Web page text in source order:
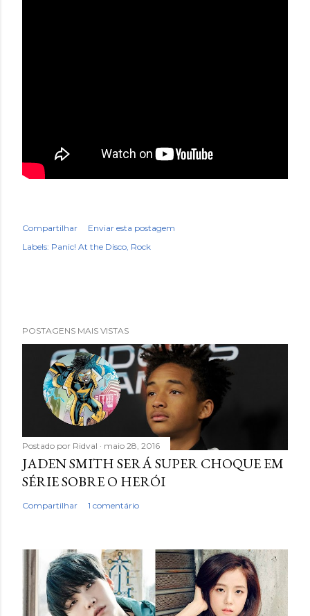
Compartilhar
Enviar esta postagem
Labels: Panic! At the Disco Rock
POSTAGENS MAIS VISTAS
Postado por Ridval maio 28, 2016
JADEN SMITH SERÁ SUPER CHOQUE EM
SÉRIE SOBRE O HERÓI
Compartilhar 1 comentário